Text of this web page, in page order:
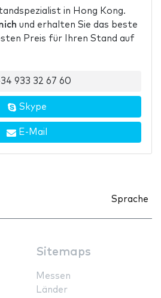
in Hong Kong.
und erhalten Sie das beste
Preis für Ihren Stand auf
933 32 67 60
Skype
E-Mail
Sprache
Sitemaps
Messen
Länder